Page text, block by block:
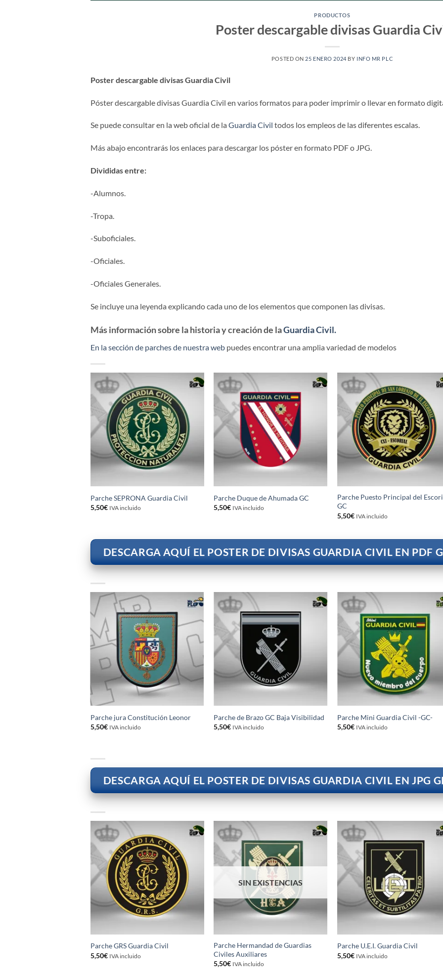
PRODUCTOS
Poster descargable divisas Guardia
POSTED ON 25 ENERO 2024 BY INFO MR PLC
Poster descargable divisas Guardia Civil
Póster descargable divisas Guardia Civil en varios formatos para poder imprimir o llevar en formato
Se puede consultar en la web oficial de la Guardia Civil todos los empleos de las diferentes escalas.
Más abajo encontrarás los enlaces para descargar los póster en formato PDF o JPG.
Divididas entre:
-Alumnos.
-Tropa.
-Suboficiales.
-Oficiales.
-Oficiales Generales.
Se incluye una leyenda explicando cada uno de los elementos que componen las divisas.
Más información sobre la historia y creación de laGuardia Civil.
En la sección de parches de nuestra webpuedes encontrar una amplia variedad de modelos
Parche SEPRONA Guardia Civil
5,50€ IVA incluido
Parche Duque de Ahumada GC
5,50€ IVA incluido
Parche Puesto Principal del
GC
5,50€ IVA incluido
DESCARGA AQUÍ EL POSTER DE DIVISAS GUARDIA CIVIL EN PDF
Parche jura Constitución Leonor
5,50€ IVA incluido
Parche de Brazo GC Baja Visibilidad
5,50€ IVA incluido
Parche Mini Guardia Civil -GC-
5,50€ IVA incluido
DESCARGA AQUÍ EL POSTER DE DIVISAS GUARDIA CIVIL EN JPG
Parche GRS Guardia Civil
5,50€ IVA incluido
SIN EXISTENCIAS
Parche Hermandad de Guardias
Civiles Auxiliares
5,50€ IVA incluido
Parche U.E.I. Guardia Civil
5,50€ IVA incluido